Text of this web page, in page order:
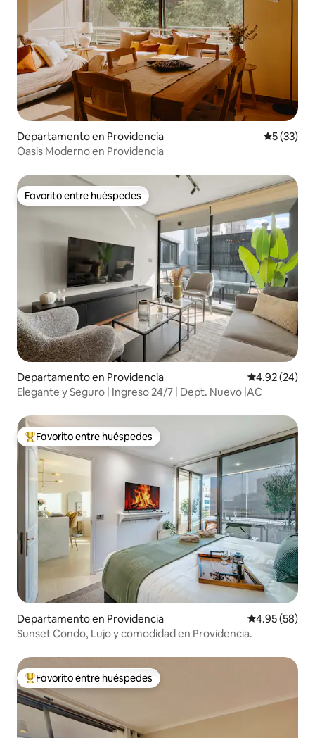
Departamento en Providencia
5 (33)
Oasis Moderno en Providencia
Favorito entre huéspedes
Favorito entre huéspedes
Departamento en Providencia Calificación
4.92 (24)
Elegante y Seguro | Ingreso 24/7 | Dept. Nuevo |AC
De los mejores en Favorito entre huéspedes
Favorito entre huéspedes
Departamento en Providencia Calificación
4.95 (58)
Sunset Condo, Lujo y comodidad en Providencia.
De los mejores en Favorito entre huéspedes
Favorito entre huéspedes